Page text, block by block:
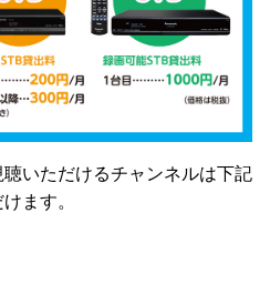
いただけるチャンネルは下記
ます。